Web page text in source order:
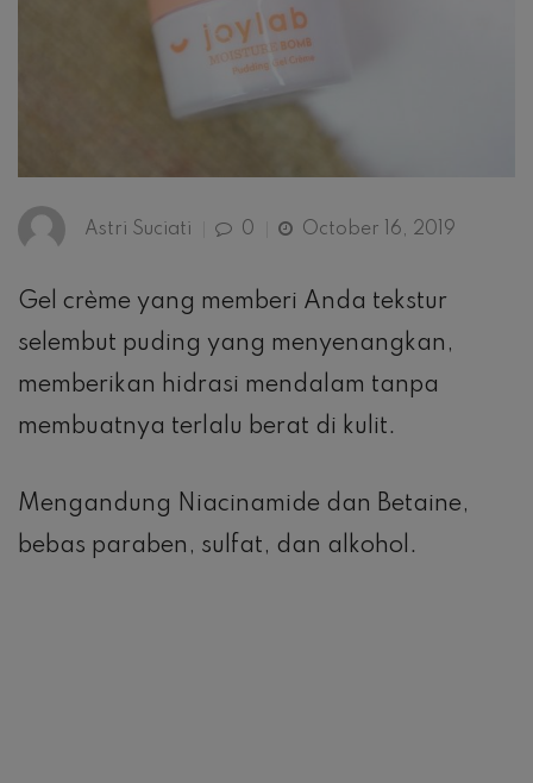
Astri Suciati 0 October 16, 2019
Gel crème yang memberi Anda tekstur
selembut puding yang menyenangkan,
memberikan hidrasi mendalam tanpa
membuatnya terlalu berat di kulit.
Mengandung Niacinamide dan Betaine,
bebas paraben, sulfat, dan alkohol.